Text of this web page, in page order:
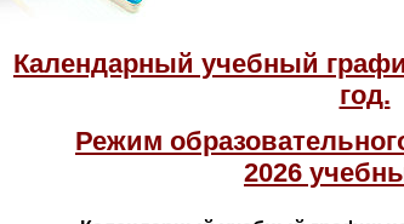
Календарный учебный
год.
Режим
2026